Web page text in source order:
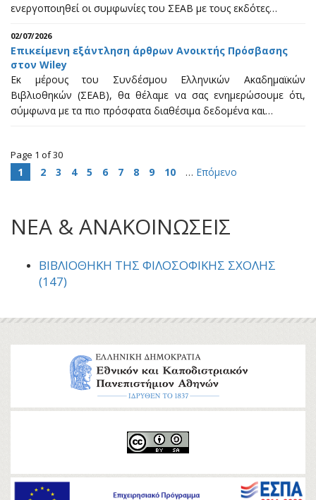
ενεργοποιηθεί οι συμφωνίες του ΣΕΑΒ με τους εκδότες…
02/07/2026
Επικείμενη εξάντληση άρθρων Ανοικτής Πρόσβασης
στον Wiley
Εκ μέρους του Συνδέσμου Ελληνικών Ακαδημαϊκών
Βιβλιοθηκών (ΣΕΑΒ), θα θέλαμε να σας ενημερώσουμε ότι,
σύμφωνα με τα πιο πρόσφατα διαθέσιμα δεδομένα και…
Page 1 of 30
1 2 3 4 5 6 7 8 9 10 … Επόμενο
ΝΕΑ & ΑΝΑΚΟΙΝΩΣΕΙΣ
ΒΙΒΛΙΟΘΉΚΗ ΤΗΣ ΦΙΛΟΣΟΦΙΚΉΣ ΣΧΟΛΉΣ
(147)